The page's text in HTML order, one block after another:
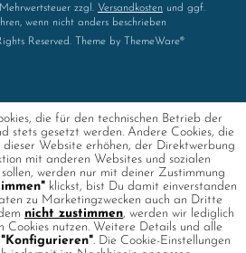
zzgl. Versandkosten und ggf.
wenn nicht anders beschrieben
Reserved. Theme by
ThemeWare®
die für den technischen Betrieb der
stets gesetzt werden. Andere Cookies, die
Website erhöhen, der Direktwerbung
mit anderen Websites und sozialen
werden nur mit deiner Zustimmung
klickst, bist Du damit einverstanden
zu Marketingzwecken auch an Dritte
nicht zustimmen, werden wir lediglich
Cookies nutzen. Weitere Details und alle
"Konfigurieren". Die Cookie-Einstellungen